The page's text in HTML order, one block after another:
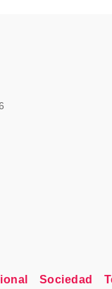
Sociedad